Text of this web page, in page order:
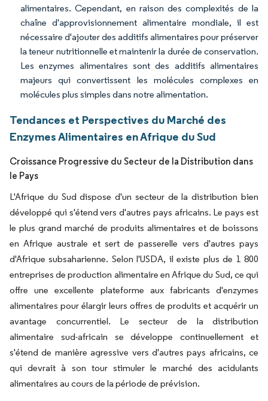
alimentaires. Cependant, en raison des complexités de la
chaîne d'approvisionnement alimentaire mondiale, il est
nécessaire d'ajouter des additifs alimentaires pour préserver
la teneur nutritionnelle et maintenir la durée de conservation.
Les enzymes alimentaires sont des additifs alimentaires
majeurs qui convertissent les molécules complexes en
molécules plus simples dans notre alimentation.
Tendances et Perspectives du Marché des
Enzymes Alimentaires en Afrique du Sud
Croissance Progressive du Secteur de la Distribution dans
le Pays
L'Afrique du Sud dispose d'un secteur de la distribution bien
développé qui s'étend vers d'autres pays africains. Le pays est
le plus grand marché de produits alimentaires et de boissons
en Afrique australe et sert de passerelle vers d'autres pays
d'Afrique subsaharienne. Selon l'USDA, il existe plus de 1 800
entreprises de production alimentaire en Afrique du Sud, ce qui
offre une excellente plateforme aux fabricants d'enzymes
alimentaires pour élargir leurs offres de produits et acquérir un
avantage concurrentiel. Le secteur de la distribution
alimentaire sud-africain se développe continuellement et
s'étend de manière agressive vers d'autres pays africains, ce
qui devrait à son tour stimuler le marché des acidulants
alimentaires au cours de la période de prévision.